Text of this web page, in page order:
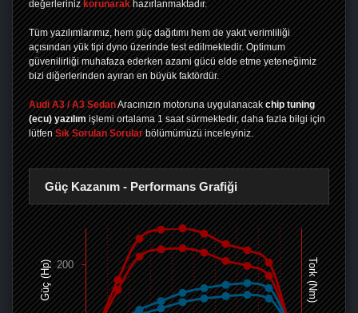
değerleriniz korunarak hazırlanmaktadır.
Tüm yazılımlarımız, hem güç dağıtımı hem de yakıt verimliliği
açısından yük tipi dyno üzerinde test edilmektedir. Optimum
güvenilirliği muhafaza ederken azami gücü elde etme yeteneğimiz
bizi diğerlerinden ayıran en büyük faktördür.
Audi A3 / A3 SedanAracınızın motoruna uygulanacak chip tuning
(ecu) yazılım işlemi ortalama 1 saat sürmektedir, daha fazla bilgi için
lütfen Sık Sorulan Sorular bölümümüzü inceleyiniz.
Güç Kazanım - Performans Grafiği
Güç (Hp) Tork (Nm)
200